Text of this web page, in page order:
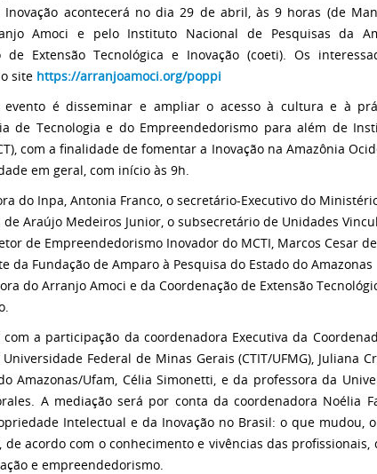
acontecerá no dia 29 de abril, às 9 horas (de
Amoci e pelo Instituto Nacional de Pesquisas da
Extensão Tecnológica e Inovação (coeti). Os
site https://arranjoamoci.org/poppi
é disseminar e ampliar o acesso à cultura e à
de Tecnologia e do Empreendedorismo para além de
com a finalidade de fomentar a Inovação na Amazônia
em geral, com início às 9h.
do Inpa, Antonia Franco, o secretário-Executivo do
de Araújo Medeiros Junior, o subsecretário de Unidades
de Empreendedorismo Inovador do MCTI, Marcos Cesar de
Fundação de Amparo à Pesquisa do Estado do Amazonas
do Arranjo Amoci e da Coordenação de Extensão
a participação da coordenadora Executiva da
Federal de Minas Gerais (CTIT/UFMG), Juliana
Amazonas/Ufam, Célia Simonetti, e da professora da
A mediação será por conta da coordenadora Noélia
Intelectual e da Inovação no Brasil: o que mudou,
acordo com o conhecimento e vivências das profissionais,
e empreendedorismo.